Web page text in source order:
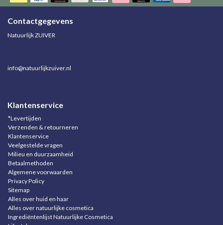
Contactgegevens
Natuurlijk ZUIVER
info@natuurlijkzuiver.nl
Klantenservice
*Levertijden
Verzenden & retourneren
Klantenservice
Veelgestelde vragen
Milieu en duurzaamheid
Betaalmethoden
Algemene voorwaarden
Privacy Policy
Sitemap
Alles over huid en haar
Alles over natuurlijke cosmetica
Ingrediëntenlijst Natuurlijke Cosmetica